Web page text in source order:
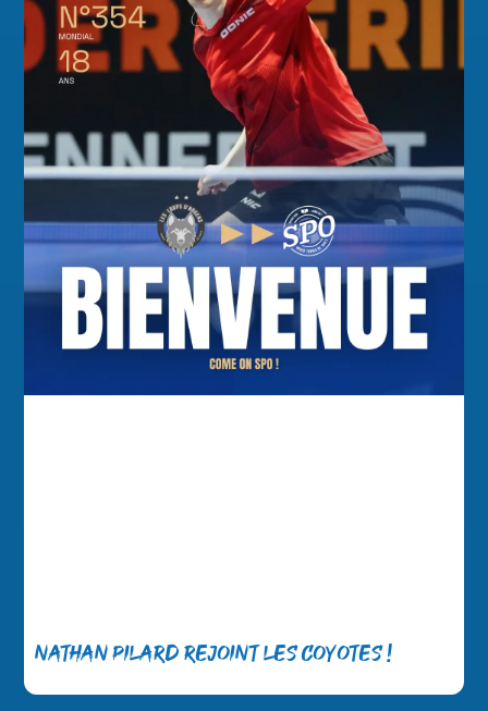
Nathan Pilard rejoint les Coyotes !